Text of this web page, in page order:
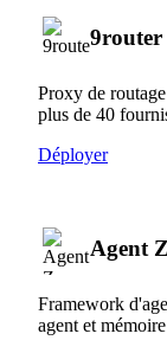
9router
Proxy de
plus de 40
Déployer
Agent
Framework
agent et